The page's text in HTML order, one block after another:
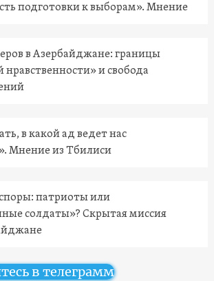
подготовки к выборам». Мнение
в Азербайджане: границы
и свобода
в какой ад ведет нас
Мнение из Тбилиси
патриоты или
солдаты»? Скрытая миссия
в телеграмм